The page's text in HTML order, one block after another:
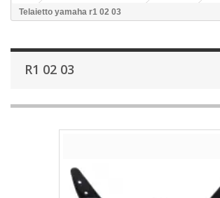
Telaietto yamaha r1 02 03
R1 02 03